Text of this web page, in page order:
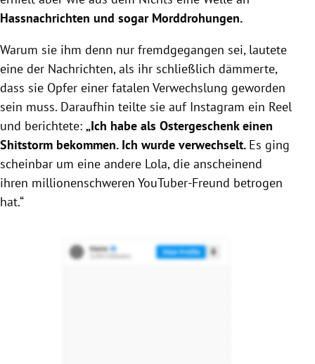
Hassnachrichten und sogar Morddrohungen.
Warum sie ihm denn nur fremdgegangen sei, lautete
eine der Nachrichten, als ihr schließlich dämmerte,
dass sie Opfer einer fatalen Verwechslung geworden
sein muss. Daraufhin teilte sie auf Instagram ein Reel
und berichtete: „Ich habe als Ostergeschenk einen
Shitstorm bekommen. Ich wurde verwechselt. Es ging
scheinbar um eine andere Lola, die anscheinend
ihren millionenschweren YouTuber-Freund betrogen
hat.“